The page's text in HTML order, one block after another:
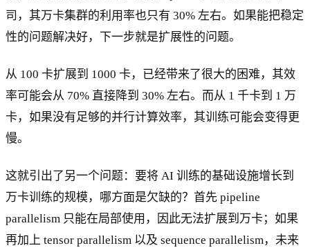
司，其万卡集群的利用率也只有 30% 左右。如果能把稳定
性的问题解决好，下一步就是扩展性的问题。
从 100 卡扩展到 1000 卡，已经带来了很大的困难，其效
率可能会从 70% 直接降到 30% 左右。而从 1 千卡到 1 万
卡，如果没有足够的并行计算效率，其训练可能会变得更
慢。
这就引出了另一个问题：要将 AI 训练的基础设施增长到
万卡训练的规模，哪方面是欠缺的？首先 pipeline
parallelism 只能在局部使用，因此无法扩展到万卡；如果
再加上 tensor parallelism 以及 sequence parallelism，未来